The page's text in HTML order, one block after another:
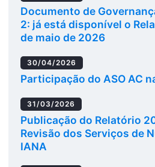
Documento de
2: já está disponível o
de maio de 2026
30/04/2026
Participação do ASO AC
31/03/2026
Publicação do Relatório
Revisão dos Serviços de
IANA